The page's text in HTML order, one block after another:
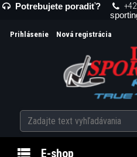
Potrebujete poradiť?
Prihlásenie Nová registrácia
E-shop